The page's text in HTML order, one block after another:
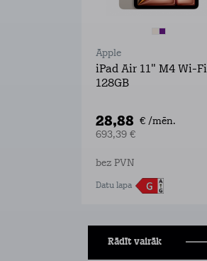
Apple
iPad Air 11" M4 Wi-Fi
128GB
28,88 € /mēn.
693,39 €
bez PVN
Datu lapa
Rādīt vairāk